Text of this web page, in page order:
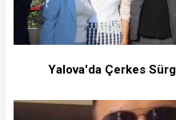
Yalova'da Çerkes